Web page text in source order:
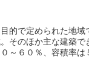
的で定められた地
そのほか主な建築
～６０％、容積率